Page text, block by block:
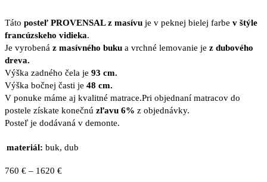
Táto posteľ PROVENSAL z masívu je v peknej bielej farbe v štýle
francúzskeho vidieka.
Je vyrobená z masívného buku a vrchné lemovanie je z dubového
dreva.
Výška zadného čela je 93 cm.
Výška bočnej časti je 48 cm.
V ponuke máme aj kvalitné matrace.Pri objednaní matracov do
postele získate konečnú zľavu 6% z objednávky.
Posteľ je dodávaná v demonte.
materiál: buk, dub
760 € – 1620 €Price